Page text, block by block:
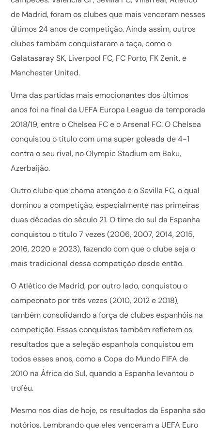
de Madrid, foram os clubes que mais venceram nesses
últimos 24 anos de competição. Ainda assim, outros
clubes também conquistaram a taça, como o
Galatasaray SK, Liverpool FC, FC Porto, FK Zenit, e
Manchester United.
Uma das partidas mais emocionantes dos últimos
anos foi na final da UEFA Europa League da temporada
2018/19, entre o Chelsea FC e o Arsenal FC. O Chelsea
conquistou o título com uma super goleada de 4-1
contra o seu rival, no Olympic Stadium em Baku,
Azerbaijão.
Outro clube que chama atenção é o Sevilla FC, o qual
dominou a competição, especialmente nas primeiras
duas décadas do século 21. O time do sul da Espanha
conquistou o título 7 vezes (2006, 2007, 2014, 2015,
2016, 2020 e 2023), fazendo com que o clube seja o
mais tradicional dessa competição desde então.
O Atlético de Madrid, por outro lado, conquistou o
campeonato por três vezes (2010, 2012 e 2018),
também consolidando a força de clubes espanhóis na
competição. Essas conquistas também refletem os
resultados que a seleção espanhola conquistou em
todos esses anos, como a Copa do Mundo FIFA de
2010 na África do Sul, quando a Espanha levantou o
troféu.
Mesmo nos dias de hoje, os resultados da Espanha são
notórios. Lembrando que eles venceram a UEFA Euro